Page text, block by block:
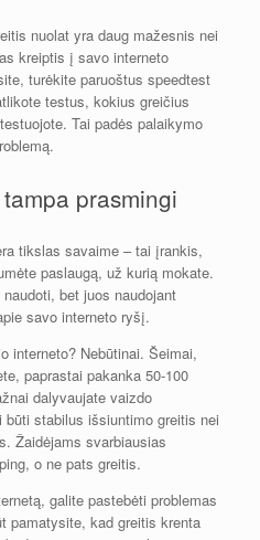
nuolat yra daug mažesnis nei
kreiptis į savo interneto
turėkite paruoštus speedtest
testus, kokius greičius
Tai padės palaikymo
prasmingi
tikslas savaime – tai įrankis,
paslaugą, už kurią mokate.
bet juos naudojant
savo interneto ryšį.
interneto? Nebūtinai. Šeimai,
paprastai pakanka 50-100
dalyvaujate vaizdo
stabilus išsiuntimo greitis nei
Žaidėjams svarbiausias
o ne pats greitis.
galite pastebėti problemas
pamatysite, kad greitis krenta